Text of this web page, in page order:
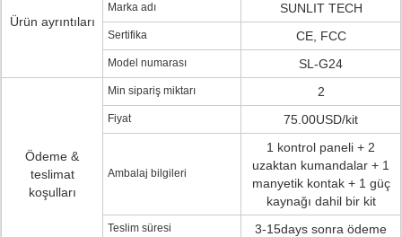
Ürün ayrıntıları
Marka adı SUNLIT TECH
Sertifika CE, FCC
Model numarası SL-G24
Ödeme &
teslimat
koşulları
Min sipariş miktarı 2
Fiyat 75.00USD/kit
Ambalaj bilgileri
1 kontrol paneli + 2
uzaktan kumandalar + 1
manyetik kontak + 1 güç
kaynağı dahil bir kit
Teslim süresi 3-15days sonra ödeme